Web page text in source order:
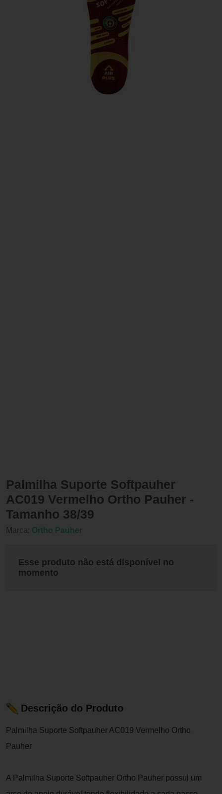
Palmilha Suporte Softpauher
AC019 Vermelho Ortho Pauher -
Tamanho 38/39
Marca: Ortho Pauher
Esse produto não está disponível no
momento
Descrição do Produto
Palmilha Suporte Softpauher AC019 Vermelho Ortho
Pauher
A Palmilha Suporte Softpauher Ortho Pauher possui um